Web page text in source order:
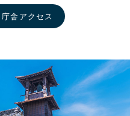
庁舎アクセス